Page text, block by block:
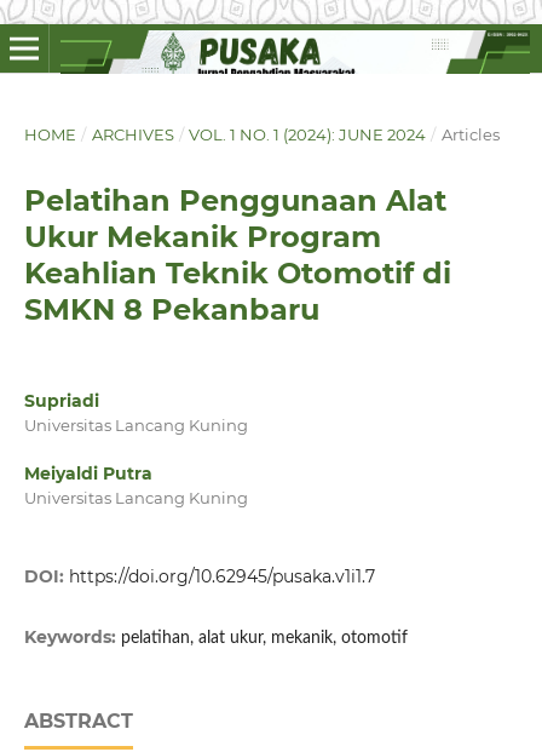
HOME / ARCHIVES / VOL. 1 NO. 1 (2024): JUNE 2024 / Articles
Pelatihan Penggunaan Alat
Ukur Mekanik Program
Keahlian Teknik Otomotif di
SMKN 8 Pekanbaru
Supriadi
Universitas Lancang Kuning
Meiyaldi Putra
Universitas Lancang Kuning
DOI: https://doi.org/10.62945/pusaka.v1i1.7
Keywords: pelatihan, alat ukur, mekanik, otomotif
ABSTRACT